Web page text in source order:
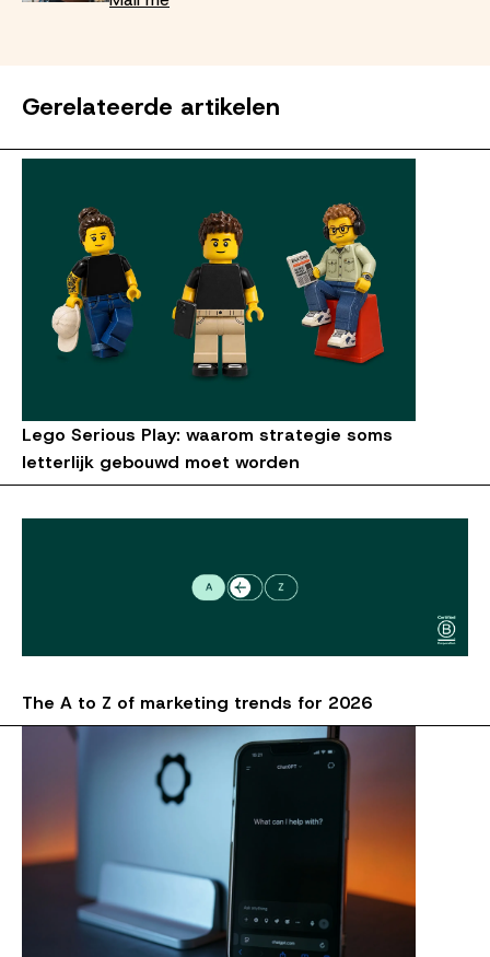
Gerelateerde artikelen
Lego Serious Play: waarom strategie soms
letterlijk gebouwd moet worden
The A to Z of marketing trends for 2026